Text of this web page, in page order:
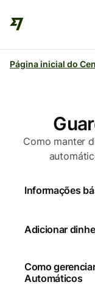
Página inicial do
Como manter
Informações
Adicionar
Como
Automáticos